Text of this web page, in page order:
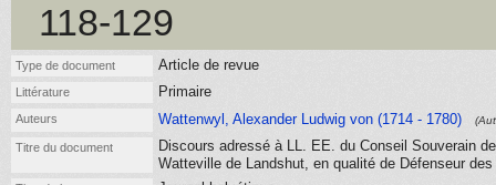
118-129
Type de document Article de revue
Littérature Primaire
Auteurs Wattenwyl, Alexander Ludwig von (1714 - 1780)
Titre du document
Discours adressé à LL. EE. du Conseil Souverain
Watteville de Landshut, en qualité de Défenseur